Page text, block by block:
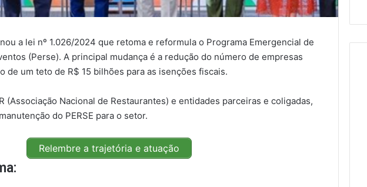
a lei nº 1.026/2024 que retoma e reformula o Programa Emergencial de
(Perse). A principal mudança é a redução do número de empresas
de um teto de R$ 15 bilhões para as isenções fiscais.
(Associação Nacional de Restaurantes) e entidades parceiras e coligadas,
do PERSE para o setor.
Relembre a trajetória e atuação